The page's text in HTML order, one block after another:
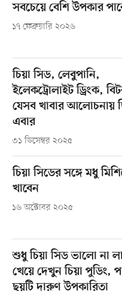
সবচেয়ে বেশি উপকার
১৭ ফেব্রুয়ারি ২০২৬
চিয়া সিড, লেবুপানি,
ইলেকট্রোলাইট ড্রিংক,
যেসব খাবার আলোচনায়
এবার
৩১ ডিসেম্বর ২০২৫
চিয়া সিডের সঙ্গে মধু
খাবেন
১৬ অক্টোবর ২০২৫
শুধু চিয়া সিড ভালো না
খেয়ে দেখুন চিয়া পুডিং,
ছয়টি দারুণ উপকারিতা